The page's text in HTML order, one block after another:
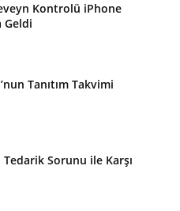
Kontrolü iPhone
Geldi
Tanıtım Takvimi
Sorunu ile Karşı